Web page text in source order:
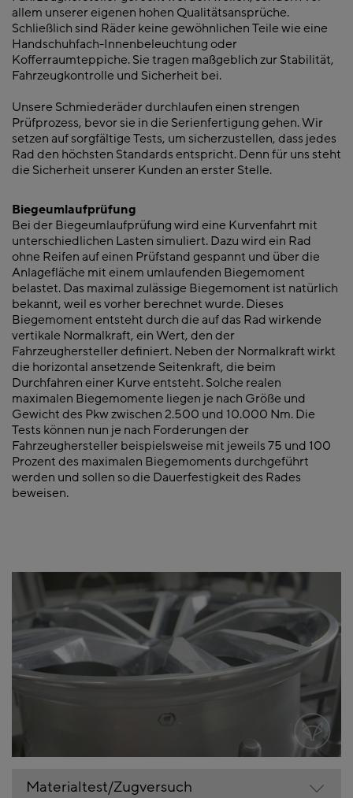
allem unserer eigenen hohen Qualitätsansprüche.
Schließlich sind Räder keine gewöhnlichen Teile wie eine
Handschuhfach-Innenbeleuchtung oder
Kofferraumteppiche. Sie tragen maßgeblich zur Stabilität,
Fahrzeugkontrolle und Sicherheit bei.
Unsere Schmiederäder durchlaufen einen strengen
Prüfprozess, bevor sie in die Serienfertigung gehen. Wir
setzen auf sorgfältige Tests, um sicherzustellen, dass jedes
Rad den höchsten Standards entspricht. Denn für uns steht
die Sicherheit unserer Kunden an erster Stelle.
Biegeumlaufprüfung
Bei der Biegeumlaufprüfung wird eine Kurvenfahrt mit
unterschiedlichen Lasten simuliert. Dazu wird ein Rad
ohne Reifen auf einen Prüfstand gespannt und über die
Anlagefläche mit einem umlaufenden Biegemoment
belastet. Das maximal zulässige Biegemoment ist natürlich
bekannt, weil es vorher berechnet wurde. Dieses
Biegemoment entsteht durch die auf das Rad wirkende
vertikale Normalkraft, ein Wert, den der
Fahrzeughersteller definiert. Neben der Normalkraft wirkt
die horizontal ansetzende Seitenkraft, die beim
Durchfahren einer Kurve entsteht. Solche realen
maximalen Biegemomente liegen je nach Größe und
Gewicht des Pkw zwischen 2.500 und 10.000 Nm. Die
Tests können nun je nach Forderungen der
Fahrzeughersteller beispielsweise mit jeweils 75 und 100
Prozent des maximalen Biegemoments durchgeführt
werden und sollen so die Dauerfestigkeit des Rades
beweisen.
Materialtest/Zugversuch